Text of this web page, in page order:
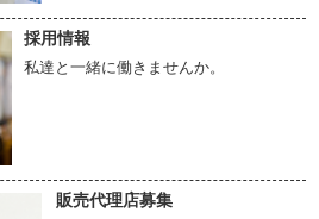
採用情報
私達と一緒に働きませんか。
販売代理店募集